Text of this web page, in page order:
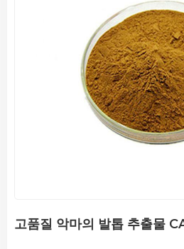
고품질 악마의 ​​발톱 추출물